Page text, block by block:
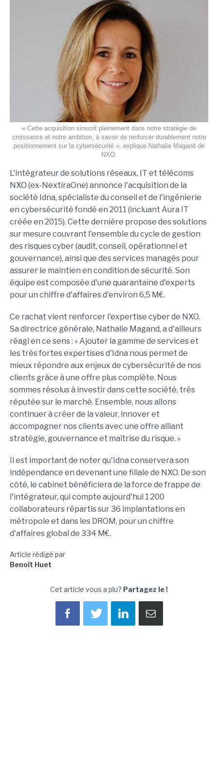
« Cette acquisition sinscrit pleinement dans notre stratégie de
croissance et notre ambition, à savoir de renforcer durablement notre
positionnement sur la cybersécurité », explique Nathalie Magand de
NXO.
L'intégrateur de solutions réseaux, IT et télécoms
NXO (ex-NextiraOne) annonce l'acquisition de la
société Idna, spécialiste du conseil et de l'ingénierie
en cybersécurité fondé en 2011 (incluant Aura IT
créée en 2015). Cette dernière propose des solutions
sur mesure couvrant l'ensemble du cycle de gestion
des risques cyber (audit, conseil, opérationnel et
gouvernance), ainsi que des services managés pour
assurer le maintien en condition de sécurité. Son
équipe est composée d'une quarantaine d'experts
pour un chiffre d'affaires d'environ 6,5 M€.
Ce rachat vient renforcer l'expertise cyber de NXO.
Sa directrice générale, Nathalie Magand, a d'ailleurs
réagi en ce sens : « Ajouter la gamme de services et
les très fortes expertises d'Idna nous permet de
mieux répondre aux enjeux de cybersécurité de nos
clients grâce à une offre plus complète. Nous
sommes résolus à investir dans cette société, très
réputée sur le marché. Ensemble, nous allons
continuer à créer de la valeur, innover et
accompagner nos clients avec une offre alliant
stratégie, gouvernance et maîtrise du risque. »
Il est important de noter qu'Idna conservera son
indépendance en devenant une filiale de NXO. De son
côté, le cabinet bénéficiera de la force de frappe de
l'intégrateur, qui compte aujourd'hui 1 200
collaborateurs répartis sur 36 implantations en
métropole et dans les DROM, pour un chiffre
d'affaires global de 334 M€.
Article rédigé par
Benoît Huet
Cet article vous a plu? Partagez le !